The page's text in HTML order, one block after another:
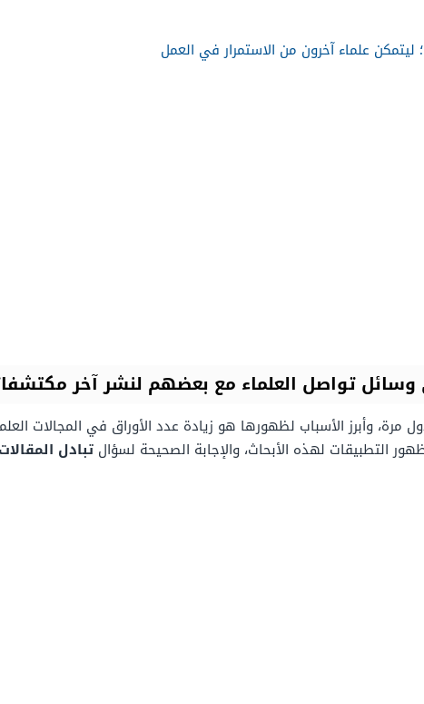
ليتمكن علماء آخرون من الاستمرار في العمل
وسائل تواصل العلماء مع بعضهم لنشر آخر
مرة، وأبرز الأسباب لظهورها هو زيادة عدد الأوراق في المجالات
التطبيقات لهذه الأبحاث، والإجابة الصحيحة لسؤال تبادل